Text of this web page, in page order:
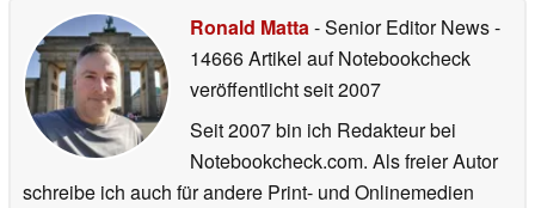
Ronald Matta- Senior Editor News-
14666 Artikel auf Notebookcheck
veröffentlichtseit 2007
Seit 2007 bin ich Redakteur bei
Notebookcheck.com. Als freier Autor
schreibe ich auch für andere Print- und Onlinemedien